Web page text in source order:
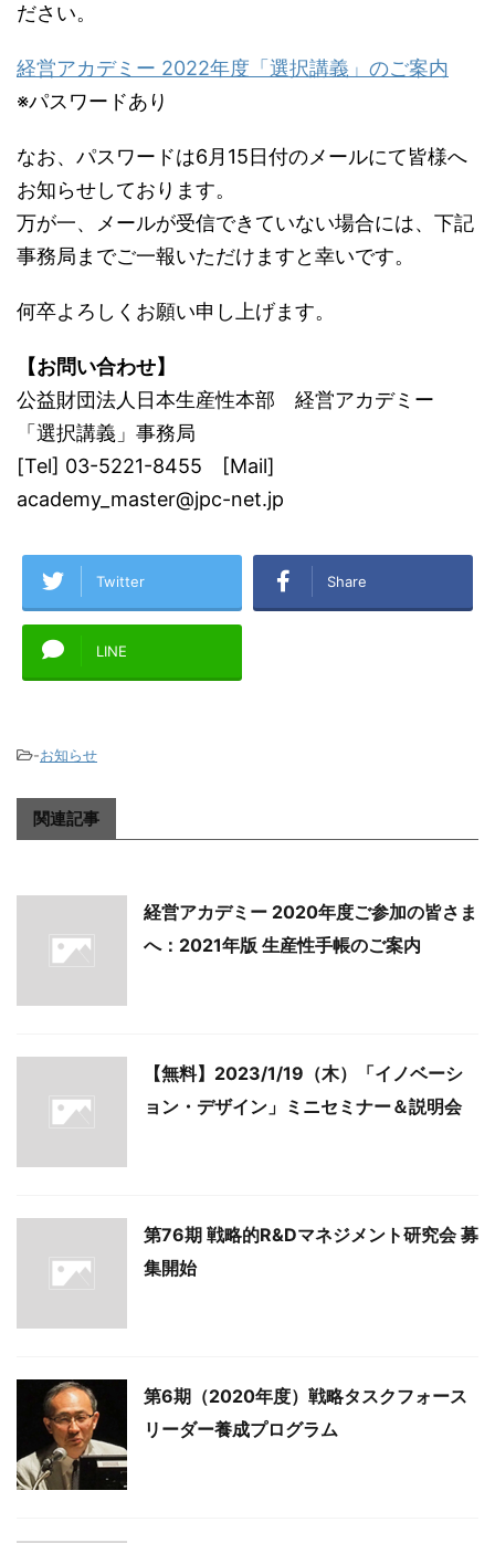
ださい。
経営アカデミー 2022年度「選択講義」のご案内
※パスワードあり
なお、パスワードは6月15日付のメールにて皆様へ
お知らせしております。
万が一、メールが受信できていない場合には、下記
事務局までご一報いただけますと幸いです。
何卒よろしくお願い申し上げます。
【お問い合わせ】
公益財団法人日本生産性本部 経営アカデミー
「選択講義」事務局
[Tel] 03-5221-8455 [Mail]
academy_master@jpc-net.jp
Twitter Share
LINE
-お知らせ
関連記事
経営アカデミー 2020年度ご参加の皆さま
へ：2021年版 生産性手帳のご案内
【無料】2023/1/19（木）「イノベーシ
ョン・デザイン」ミニセミナー＆説明会
第76期 戦略的R&Dマネジメント研究会 募
集開始
第6期（2020年度）戦略タスクフォース
リーダー養成プログラム